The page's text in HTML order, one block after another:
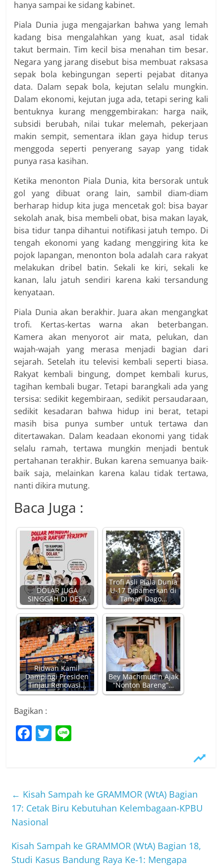
hanya sampai ke sidang kabinet.
Piala Dunia juga mengajarkan bahwa yang lemah
kadang bisa mengalahkan yang kuat, asal tidak
takut bermain. Tim kecil bisa menahan tim besar.
Negara yang jarang disebut bisa membuat raksasa
sepak bola kebingungan seperti pejabat ditanya
data. Dalam sepak bola, kejutan selalu mungkin.
Dalam ekonomi, kejutan juga ada, tetapi sering kali
bentuknya kurang menggembirakan: harga naik,
subsidi berubah, nilai tukar melemah, pekerjaan
makin sempit, sementara iklan gaya hidup terus
menggoda seperti penyerang sayap yang tidak
punya rasa kasihan.
Ketika menonton Piala Dunia, kita bersorak untuk
gol yang dibuat orang lain, sambil diam-diam
berharap hidup kita juga mencetak gol: bisa bayar
sekolah anak, bisa membeli obat, bisa makan layak,
bisa tidur tanpa dihantui notifikasi jatuh tempo. Di
tengah ekonomi yang kadang menggiring kita ke
pojok lapangan, menonton bola adalah cara rakyat
melakukan dribel batin. Sekali ke kiri, sekali ke
kanan, lalu jatuh sendiri karena kaki tersandung
kenyataan.
Piala Dunia akan berakhir. Juara akan mengangkat
trofi. Kertas-kertas warna akan beterbangan.
Kamera akan menyorot air mata, pelukan, dan
wajah-wajah yang merasa menjadi bagian dari
sejarah. Setelah itu televisi kembali seperti biasa.
Rakyat kembali bingung, dompet kembali kurus,
tagihan kembali bugar. Tetapi barangkali ada yang
tersisa: sedikit kegembiraan, sedikit persaudaraan,
sedikit kesadaran bahwa hidup ini berat, tetapi
masih bisa punya sumber untuk tertawa dan
ditertawakan. Dalam keadaan ekonomi yang tidak
selalu ramah, tertawa mungkin menjadi bentuk
pertahanan terakhir. Bukan karena semuanya baik-
baik saja, melainkan karena kalau tidak tertawa,
nanti dikira mutung.
Baca Juga :
DOLAR JUGA
SINGGAH DI DESA
Trofi Asli Piala Dunia
U-17 Dipamerkan di
Taman Dago…
Ridwan Kamil
Dampingi Presiden
Tinjau Renovasi…
Bey Machmudin Ajak
“Nonton Bareng”…
Bagikan :
F
b
o
o
k
T
← Kisah Sampah ke GRAMMOR (WtA) Bagian
17: Cetak Biru Kebutuhan Kelembagaan-KPBU
Nasional
Kisah Sampah ke GRAMMOR (WtA) Bagian 18,
Studi Kasus Bandung Raya Ke-1: Mengapa